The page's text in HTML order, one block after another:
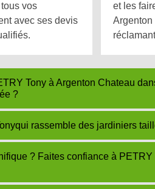
vos
avec ses devis
et les
Argenton
Tony à Argenton Chateau
?
rassemble des jardiniers
? Faites confiance à